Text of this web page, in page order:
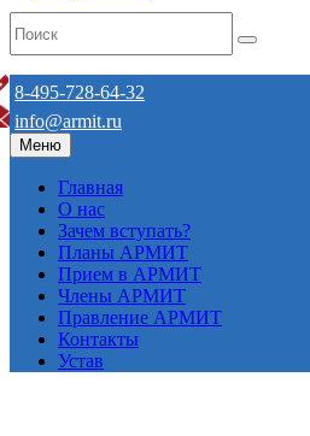
8-495-728-64-32
info@armit.ru
Меню
Главная
О нас
Зачем вступать?
Планы АРМИТ
Прием в АРМИТ
Члены АРМИТ
Правление АРМИТ
Контакты
Устав